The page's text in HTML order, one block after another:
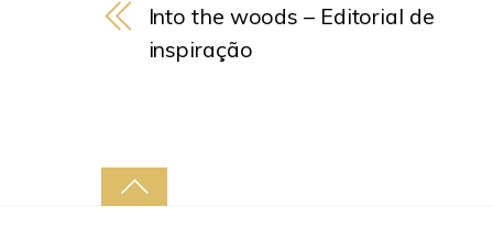
Into the woods – Editorial de
inspiração